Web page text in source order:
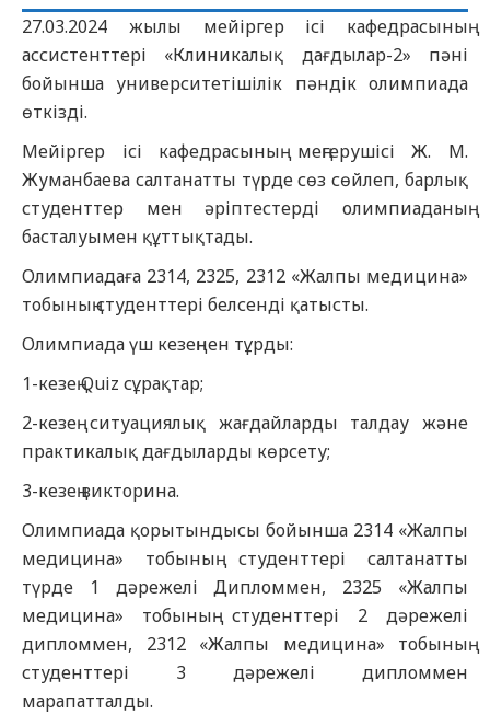
27.03.2024 жылы мейіргер ісі кафедрасының
ассистенттері «Клиникалық дағдылар-2» пәні
бойынша университетішілік пәндік олимпиада
өткізді.
Мейіргер ісі кафедрасының меңгерушісі Ж. М.
Жуманбаева салтанатты түрде сөз сөйлеп, барлық
студенттер мен әріптестерді олимпиаданың
басталуымен құттықтады.
Олимпиадаға 2314, 2325, 2312 «Жалпы медицина»
тобының студенттері белсенді қатысты.
Олимпиада үш кезеңнен тұрды:
1-кезең Quiz сұрақтар;
2-кезең ситуациялық жағдайларды талдау және
практикалық дағдыларды көрсету;
3-кезең викторина.
Олимпиада қорытындысы бойынша 2314 «Жалпы
медицина» тобының студенттері салтанатты
түрде 1 дәрежелі Дипломмен, 2325 «Жалпы
медицина» тобының студенттері 2 дәрежелі
дипломмен, 2312 «Жалпы медицина» тобының
студенттері 3 дәрежелі дипломмен
марапатталды.